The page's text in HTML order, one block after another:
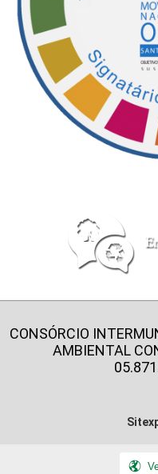
CONSÓRCIO
AMBIENTAL